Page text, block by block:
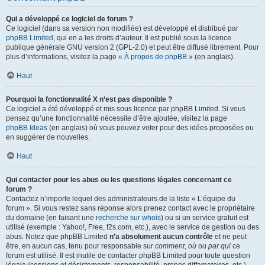
Qui a développé ce logiciel de forum ?
Ce logiciel (dans sa version non modifiée) est développé et distribué par
phpBB Limited , qui en a les droits d’auteur. Il est publié sous la licence
publique générale GNU version 2 (GPL-2.0) et peut être diffusé librement. Pour
plus d’informations, visitez la page « À propos de phpBB » (en anglais).
Haut
Pourquoi la fonctionnalité X n’est pas disponible ?
Ce logiciel a été développé et mis sous licence par phpBB Limited. Si vous
pensez qu’une fonctionnalité nécessite d’être ajoutée, visitez la page
phpBB Ideas (en anglais) où vous pouvez voter pour des idées proposées ou
en suggérer de nouvelles.
Haut
Qui contacter pour les abus ou les questions légales concernant ce
forum ?
Contactez n’importe lequel des administrateurs de la liste « L’équipe du
forum ». Si vous restez sans réponse alors prenez contact avec le propriétaire
du domaine (en faisant une recherche sur whois) ou si un service gratuit est
utilisé (exemple : Yahoo!, Free, f2s.com, etc.), avec le service de gestion ou des
abus. Notez que phpBB Limited n’a absolument aucun contrôle et ne peut
être, en aucun cas, tenu pour responsable sur comment, où ou par qui ce
forum est utilisé. Il est inutile de contacter phpBB Limited pour toute question